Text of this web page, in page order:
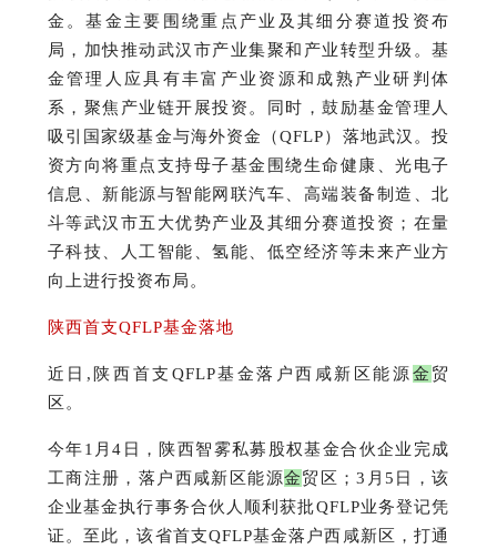
金。基金主要围绕重点产业及其细分赛道投资布
局，加快推动武汉市产业集聚和产业转型升级。基
金管理人应具有丰富产业资源和成熟产业研判体
系，聚焦产业链开展投资。同时，鼓励基金管理人
吸引国家级基金与海外资金（QFLP）落地武汉。投
资方向将重点支持母子基金围绕生命健康、光电子
信息、新能源与智能网联汽车、高端装备制造、北
斗等武汉市五大优势产业及其细分赛道投资；在量
子科技、人工智能、氢能、低空经济等未来产业方
向上进行投资布局。
陕西首支QFLP基金落地
近日,陕西首支QFLP基金落户西咸新区能源金 贸
区。
今年1月4日，陕西智雾私募股权基金合伙企业完成
工商注册，落户西咸新区能源金贸区；3月5日，该
企业基金执行事务合伙人顺利获批QFLP业务登记凭
证。至此，该省首支QFLP基金落户西咸新区，打通